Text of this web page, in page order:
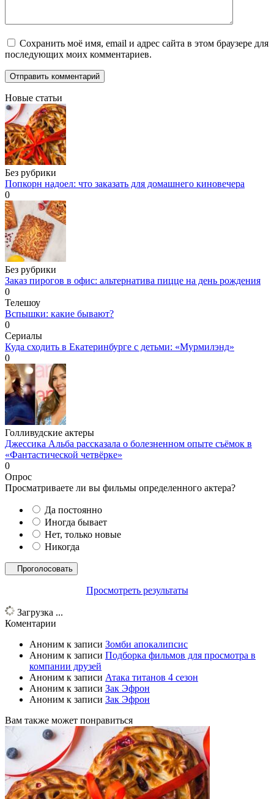
Сохранить моё имя, email и адрес сайта в этом браузере для
последующих моих комментариев.
Новые статьи
Без рубрики
Попкорн надоел: что заказать для домашнего киновечера
0
Без рубрики
Заказ пирогов в офис: альтернатива пицце на день рождения
0
Телешоу
Вспышки: какие бывают?
0
Сериалы
Куда сходить в Екатеринбурге с детьми: «Мурмилэнд»
0
Голливудские актеры
Джессика Альба рассказала о болезненном опыте съёмок в
«Фантастической четвёрке»
0
Опрос
Просматриваете ли вы фильмы определенного актера?
Да постоянно
Иногда бывает
Нет, только новые
Никогда
Просмотреть результаты
Загрузка ...
Коментарии
Аноним к записи Зомби апокалипсис
Аноним к записи Подборка фильмов для просмотра в
компании друзей
Аноним к записи Атака титанов 4 сезон
Аноним к записи Зак Эфрон
Аноним к записи Зак Эфрон
Вам также может понравиться